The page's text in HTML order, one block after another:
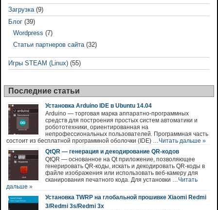
Загрузка(9)
Блог (39)
Wordpress (7)
Статьи партнеров сайта(32)
Игры STEAM (Linux) (55)
Последние статьи
Установка Arduino IDE в Ubuntu 14.04
Arduino — торговая марка аппаратно-программных
средств для построения простых систем автоматики и
робототехники, ориентированная на
непрофессиональных пользователей. Программная часть
состоит из бесплатной программной оболочки (IDE) …Читать дальше »
QtQR — генерация и декодирование QR-кодов
QtQR — основанное на Qt приложение, позволяющее
генерировать QR-коды, искать и декодировать QR-коды в
файле изображения или использовать веб-камеру для
сканирования печатного кода. Для установки …Читать
дальше »
Установка TWRP на глобальной прошивке Xiaomi Redmi
3/Redmi 3s/Redmi 3x